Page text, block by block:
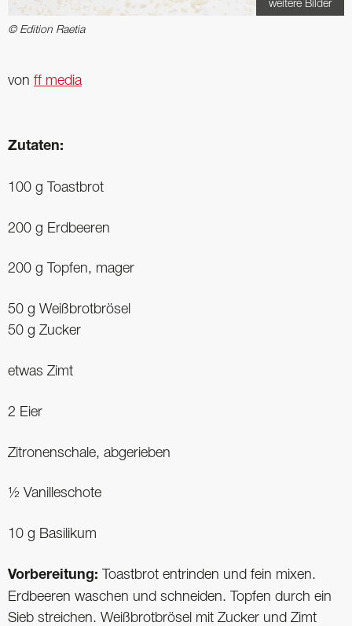
weitere Bilder
© Edition Raetia
von ff media
Zutaten:
100 g Toastbrot
200 g Erdbeeren
200 g Topfen, mager
50 g Weißbrotbrösel
50 g Zucker
etwas Zimt
2 Eier
Zitronenschale, abgerieben
½ Vanilleschote
10 g Basilikum
Vorbereitung:
Toastbrot entrinden und fein mixen.
Erdbeeren waschen und schneiden. Topfen durch ein
Sieb streichen. Weißbrotbrösel mit Zucker und Zimt